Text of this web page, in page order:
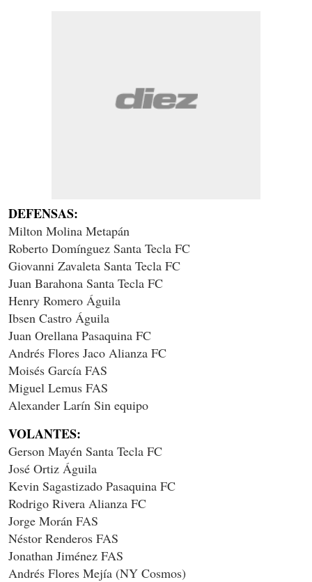
DEFENSAS:
Milton Molina Metapán
Roberto Domínguez Santa Tecla FC
Giovanni Zavaleta Santa Tecla FC
Juan Barahona Santa Tecla FC
Henry Romero Águila
Ibsen Castro Águila
Juan Orellana Pasaquina FC
Andrés Flores Jaco Alianza FC
Moisés García FAS
Miguel Lemus FAS
Alexander Larín Sin equipo
VOLANTES:
Gerson Mayén Santa Tecla FC
José Ortiz Águila
Kevin Sagastizado Pasaquina FC
Rodrigo Rivera Alianza FC
Jorge Morán FAS
Néstor Renderos FAS
Jonathan Jiménez FAS
Andrés Flores Mejía (NY Cosmos)